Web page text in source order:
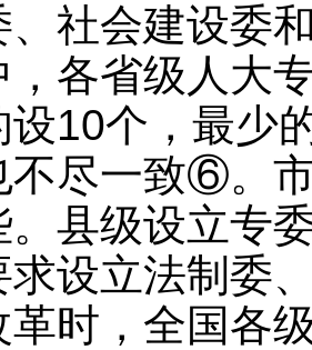
、社会建设委
，各省级人大
设10个，最少
不尽一致⑥。
。县级设立专
求设立法制委
革时，全国各